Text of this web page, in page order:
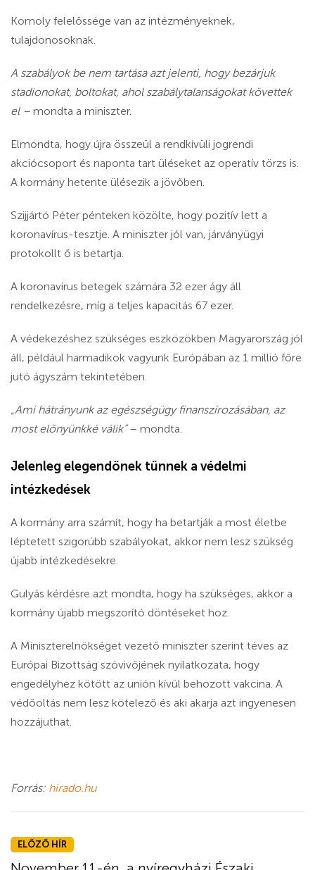
Komoly felelőssége van az intézményeknek,
tulajdonosoknak.
A szabályok be nem tartása azt jelenti, hogy bezárjuk
stadionokat, boltokat, ahol szabálytalanságokat követtek
el – mondta a miniszter.
Elmondta, hogy újra összeül a rendkívüli jogrendi
akciócsoport és naponta tart üléseket az operatív törzs is.
A kormány hetente ülésezik a jövőben.
Szijjártó Péter pénteken közölte, hogy pozitív lett a
koronavírus-tesztje. A miniszter jól van, járványügyi
protokollt ő is betartja.
A koronavírus betegek számára 32 ezer ágy áll
rendelkezésre, míg a teljes kapacitás 67 ezer.
A védekezéshez szükséges eszközökben Magyarország jól
áll, például harmadikok vagyunk Európában az 1 millió főre
jutó ágyszám tekintetében.
„Ami hátrányunk az egészségügy finanszírozásában, az
most előnyünkké válik”– mondta.
Jelenleg elegendőnek tűnnek a védelmi
intézkedések
A kormány arra számít, hogy ha betartják a most életbe
léptetett szigorúbb szabályokat, akkor nem lesz szükség
újabb intézkedésekre.
Gulyás kérdésre azt mondta, hogy ha szükséges, akkor a
kormány újabb megszorító döntéseket hoz.
A Miniszterelnökséget vezető miniszter szerint téves az
Európai Bizottság szóvivőjének nyilatkozata, hogy
engedélyhez kötött az unión kívül behozott vakcina. A
védőoltás nem lesz kötelező és aki akarja azt ingyenesen
hozzájuthat.
Forrás: hirado.hu
ELŐZŐ HÍR